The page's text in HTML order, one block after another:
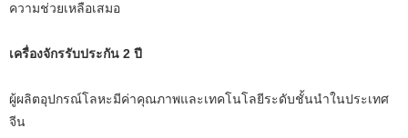
ความช่วยเหลือเสมอ
เครื่องจักรรับประกัน 2 ปี
ผู้ผลิตอุปกรณ์โลหะมีค่าคุณภาพและเทคโนโลยีระดับชั้นนำในประเทศ
จีน